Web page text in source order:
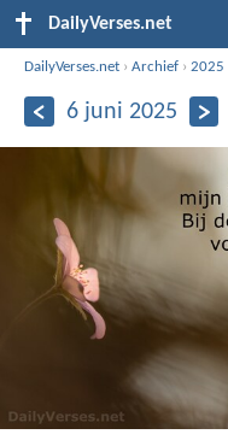
DailyVerses.net
DailyVerses.net ›Archief ›2025
6 juni 2025